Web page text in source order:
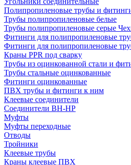
Полипропиленовые трубы и
Трубы полипропиленовые белые
Трубы полипропиленовые серые
Фитинги для полипропиленовые
Фитинги для полипропиленовые
Краны PPR под сварку
Трубы из оцинкованной стали и
Трубы стальные оцинкованные
Фитинги оцинкованные
ПВХ трубы и фитинги к ним
Клеевые соединители
Соединители ВН-НР
Муфты
Муфты переходные
Отводы
Тройники
Клеевые трубы
Краны клеевые ПВХ